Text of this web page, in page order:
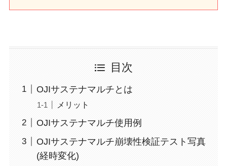
目次
OJIサステナマルチとは
メリット
OJIサステナマルチ使用例
OJIサステナマルチ崩壊性検証テスト写真
(経時変化)